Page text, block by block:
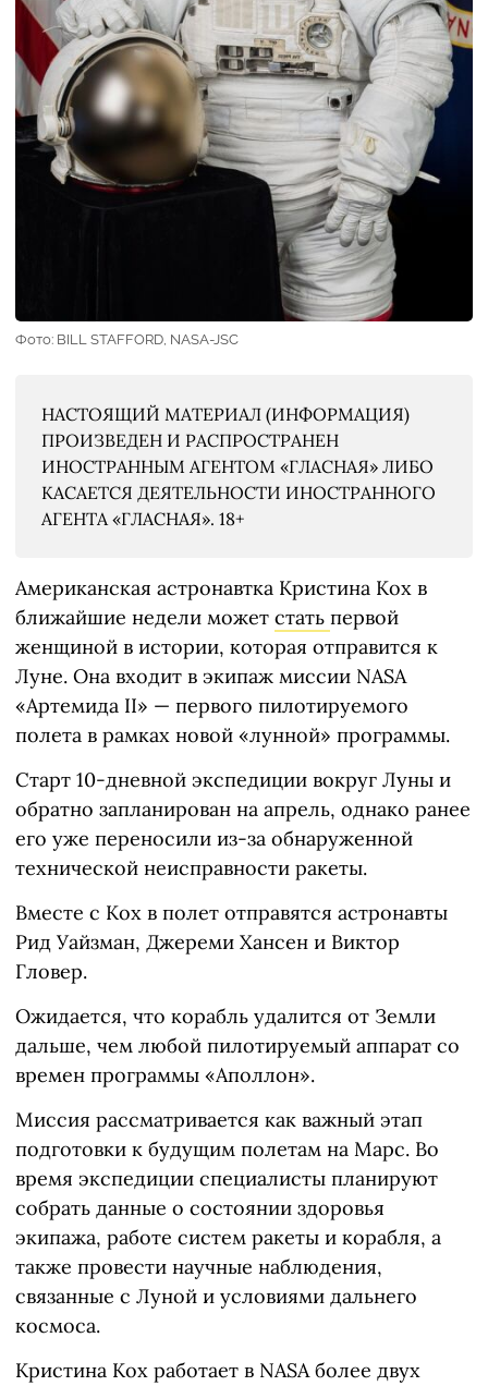
Фото: BILL STAFFORD, NASA-JSC
НАСТОЯЩИЙ МАТЕРИАЛ (ИНФОРМАЦИЯ)
ПРОИЗВЕДЕН И РАСПРОСТРАНЕН
ИНОСТРАННЫМ АГЕНТОМ «ГЛАСНАЯ» ЛИБО
КАСАЕТСЯ ДЕЯТЕЛЬНОСТИ ИНОСТРАННОГО
АГЕНТА «ГЛАСНАЯ». 18+
Американская астронавтка Кристина Кох в
ближайшие недели может стать первой
женщиной в истории, которая отправится к
Луне. Она входит в экипаж миссии NASA
«Артемида II» — первого пилотируемого
полета в рамках новой «лунной» программы.
Старт 10-дневной экспедиции вокруг Луны и
обратно запланирован на апрель, однако ранее
его уже переносили из-за обнаруженной
технической неисправности ракеты.
Вместе с Кох в полет отправятся астронавты
Рид Уайзман, Джереми Хансен и Виктор
Гловер.
Ожидается, что корабль удалится от Земли
дальше, чем любой пилотируемый аппарат со
времен программы «Аполлон».
Миссия рассматривается как важный этап
подготовки к будущим полетам на Марс. Во
время экспедиции специалисты планируют
собрать данные о состоянии здоровья
экипажа, работе систем ракеты и корабля, а
также провести научные наблюдения,
связанные с Луной и условиями дальнего
космоса.
Кристина Кох работает в NASA более двух